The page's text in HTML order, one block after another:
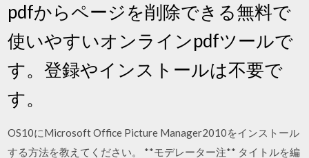
pdfからページを削除できる無料で
使いやすいオンラインpdfツールで
す。登録やインストールは不要で
す。
OS10にMicrosoft Office Picture Manager2010をインストール
する方法を教えてください。 **モデレーター注** タイトルを編